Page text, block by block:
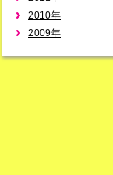
2010年
2009年